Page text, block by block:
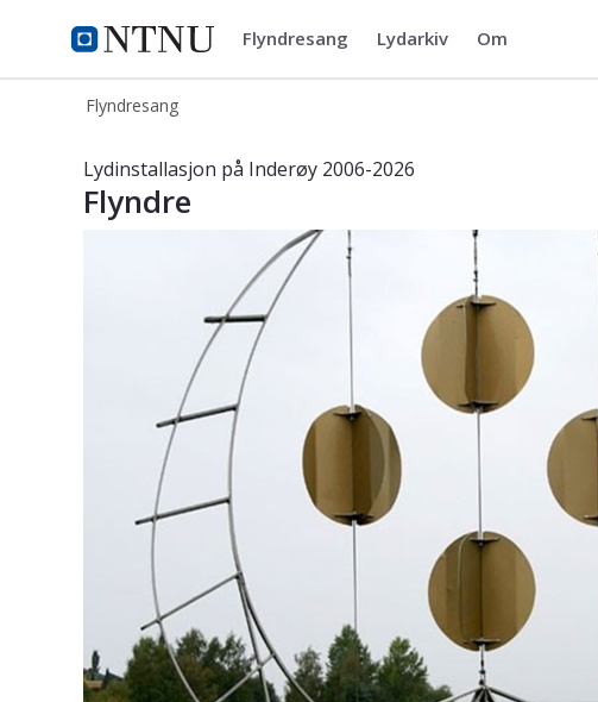
FlyndresangFlyndresang Lydarkiv Om
Flyndresang
Lydinstallasjon på Inderøy 2006-2026
Flyndre